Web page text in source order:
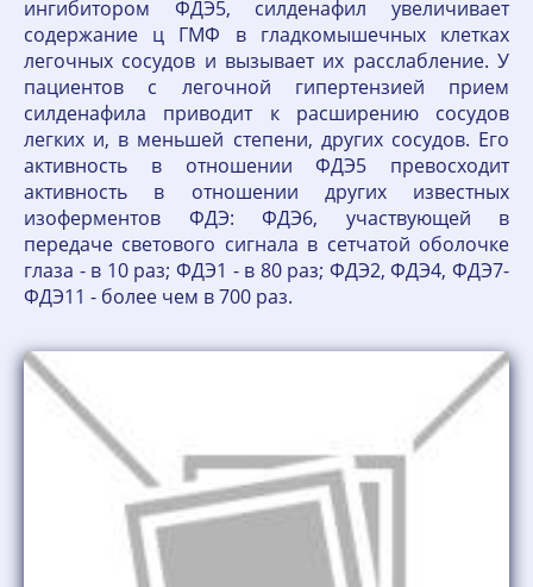
ингибитором ФДЭ5, силденафил увеличивает
содержание ц ГМФ в гладкомышечных клетках
легочных сосудов и вызывает их расслабление. У
пациентов с легочной гипертензией прием
силденафила приводит к расширению сосудов
легких и, в меньшей степени, других сосудов. Его
активность в отношении ФДЭ5 превосходит
активность в отношении других известных
изоферментов ФДЭ: ФДЭ6, участвующей в
передаче светового сигнала в сетчатой оболочке
глаза - в 10 раз; ФДЭ1 - в 80 раз; ФДЭ2, ФДЭ4, ФДЭ7-
ФДЭ11 - более чем в 700 раз.